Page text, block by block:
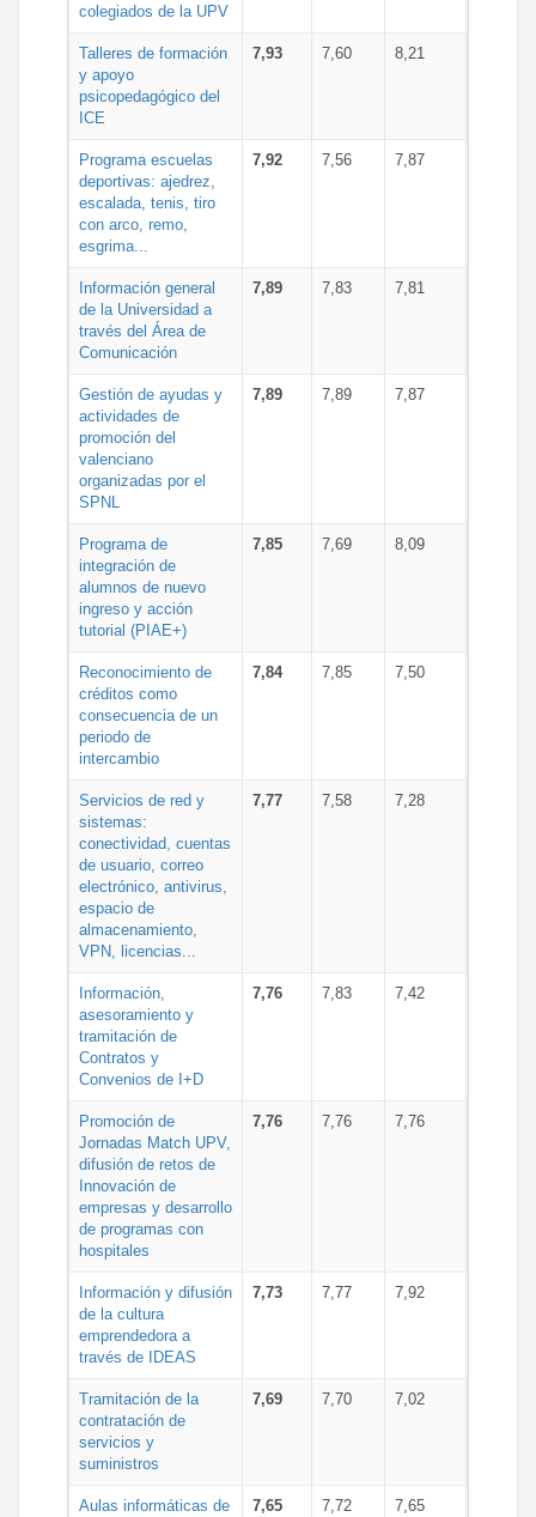
colegiados de la UPV
Talleres de formación
y apoyo
psicopedagógico del
ICE
7,93 7,60 8,21
Programa escuelas
deportivas: ajedrez,
escalada, tenis, tiro
con arco, remo,
esgrima...
7,92 7,56 7,87
Información general
de la Universidad a
través del Área de
Comunicación
7,89 7,83 7,81
Gestión de ayudas y
actividades de
promoción del
valenciano
organizadas por el
SPNL
7,89 7,89 7,87
Programa de
integración de
alumnos de nuevo
ingreso y acción
tutorial (PIAE+)
7,85 7,69 8,09
Reconocimiento de
créditos como
consecuencia de un
periodo de
intercambio
7,84 7,85 7,50
Servicios de red y
sistemas:
conectividad, cuentas
de usuario, correo
electrónico, antivirus,
espacio de
almacenamiento,
VPN, licencias...
7,77 7,58 7,28
Información,
asesoramiento y
tramitación de
Contratos y
Convenios de I+D
7,76 7,83 7,42
Promoción de
Jornadas Match UPV,
difusión de retos de
Innovación de
empresas y desarrollo
de programas con
hospitales
7,76 7,76 7,76
Información y difusión
de la cultura
emprendedora a
través de IDEAS
7,73 7,77 7,92
Tramitación de la
contratación de
servicios y
suministros
7,69 7,70 7,02
Aulas informáticas de
7,65 7,72 7,65